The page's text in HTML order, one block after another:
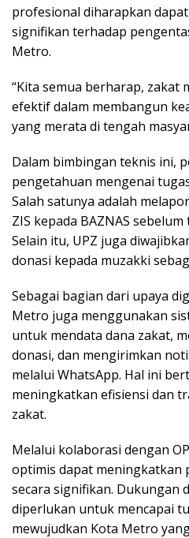
profesional diharapkan
signifikan terhadap
Metro.
“Kita semua berharap, zakat
efektif dalam membangun
yang merata di tengah
Dalam bimbingan teknis ini,
pengetahuan mengenai
Salah satunya adalah
ZIS kepada BAZNAS
Selain itu, UPZ juga
donasi kepada muzakki
Sebagai bagian dari upaya
Metro juga menggunakan
untuk mendata dana zakat,
donasi, dan mengirimkan
melalui WhatsApp. Hal ini
meningkatkan efisiensi dan
zakat.
Melalui kolaborasi dengan
optimis dapat meningkatkan
secara signifikan. Dukungan
diperlukan untuk mencapai
mewujudkan Kota Metro